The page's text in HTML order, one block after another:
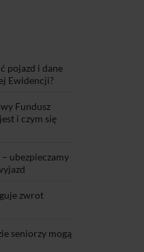
pojazd i dane
Ewidencji?
Fundusz
i czym się
ubezpieczamy
zwrot
seniorzy mogą